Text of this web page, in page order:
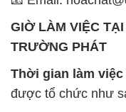
GIỜ LÀM VIỆC
TRƯỜNG PHÁT
Thời gian làm việc
được tổ chức như